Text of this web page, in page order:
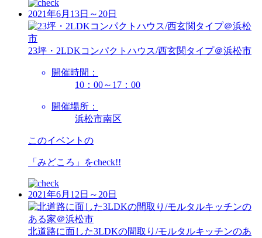
2021年6月13日～20日
23坪・2LDKコンパクトハウス/西玄関タイプ＠浜松市
開催時間：
10：00～17：00
開催場所：
浜松市南区
このイベントの
「みどころ」をcheck!!
2021年6月12日～20日
北道路に面した3LDKの間取り/モルタルキッチンのあ